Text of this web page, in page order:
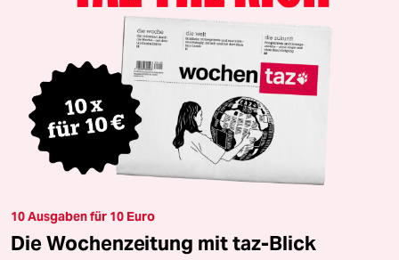
10 Ausgaben für 10 Euro
Die Wochenzeitung mit taz-Blick